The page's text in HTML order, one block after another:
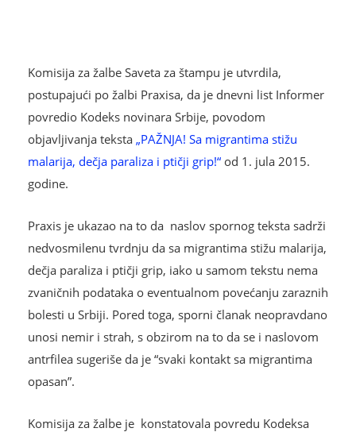
Komisija za žalbe Saveta za štampu je utvrdila,
postupajući po žalbi Praxisa, da je dnevni list Informer
povredio Kodeks novinara Srbije, povodom
objavljivanja teksta „PAŽNJA! Sa migrantima stižu
malarija, dečja paraliza i ptičji grip!“ od 1. jula 2015.
godine.
Praxis je ukazao na to da naslov spornog teksta sadrži
nedvosmilenu tvrdnju da sa migrantima stižu malarija,
dečja paraliza i ptičji grip, iako u samom tekstu nema
zvaničnih podataka o eventualnom povećanju zaraznih
bolesti u Srbiji. Pored toga, sporni članak neopravdano
unosi nemir i strah, s obzirom na to da se i naslovom
antrfilea sugeriše da je “svaki kontakt sa migrantima
opasan”.
Komisija za žalbe je konstatovala povredu Kodeksa